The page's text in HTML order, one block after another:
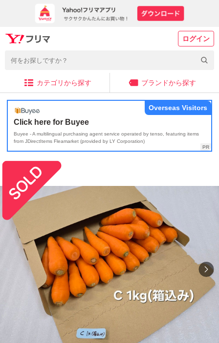
ログイン
カテゴリから探す ブランドから探す
Click here for Buyee
Buyee - A multilingual purchasing agent service operated by tenso, featuring items
from JDirectItems Fleamarket (provided by LY Corporation)
Overseas Visitors